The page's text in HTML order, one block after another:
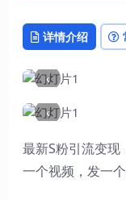
详情介绍
‹
‹
最新S粉引流变
一个视频，发一